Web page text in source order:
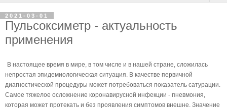
2021-03-01
Пульсоксиметр - актуальность
применения
В настоящее время в мире, в том числе и в нашей стране, сложилась
непростая эпидемиологическая ситуация. В качестве первичной
диагностической процедуры может потребоваться показатель сатурации.
Самое тяжелое осложнение коронавирусной инфекции - пневмония,
которая может протекать и без проявления симптомов внешне. Значение